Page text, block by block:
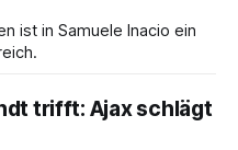
ist in Samuele Inacio ein
trifft: Ajax schlägt